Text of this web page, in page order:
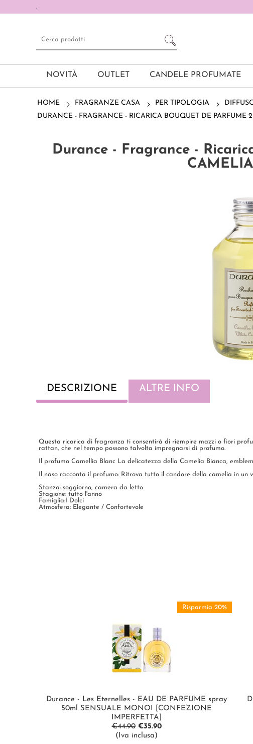
.
NOVITÀ OUTLET CANDELE PROFUMATE
HOME FRAGRANZE CASA PER TIPOLOGIA
DURANCE - FRAGRANCE - RICARICA BOUQUET DE
Durance - Fragrance -
DESCRIZIONE ALTRE INFO
Questa ricarica di fragranza ti consentirà di riempire mazzi o fiori
rattan, che nel tempo possono talvolta impregnarsi di profumo.
Il profumo Camellia Blanc La delicatezza della Camelia Bianca,
Il naso racconta il profumo: Ritrova tutto il candore della camelia in un
Stanza: soggiorno, camera da letto
Stagione: tutto l'anno
Famiglia:I Dolci
Atmosfera: Elegante / Confortevole
Risparmia 20%
Durance - Les Eternelles - EAU DE PARFUME spray
50ml SENSUALE MONOI [CONFEZIONE
IMPERFETTA]
€44.90 €35.90
(Iva inclusa)